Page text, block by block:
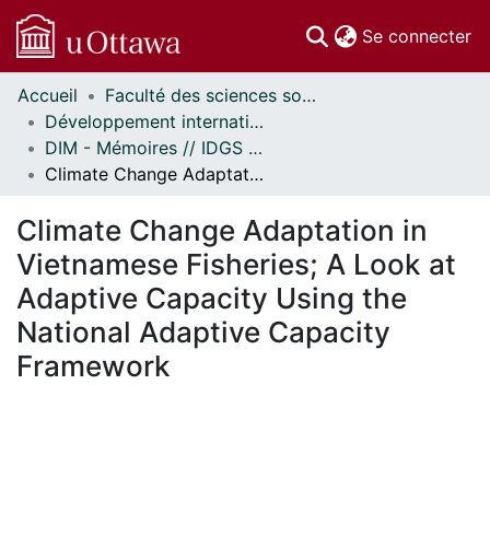
Se connecter
Communautés
et collections
Parcourir
Statistiques
À propos
Accueil
Faculté des sciences sociales // Faculty of Social Sciences
Développement international et mondialisation // International Development and Global Studies
DIM - Mémoires // IDGS - Research Papers
Climate Change Adaptation in Vietnamese Fisheries; A Look at Adaptive Capacity Using the National Adaptive Capacity Framework
Climate Change Adaptation in
Vietnamese Fisheries; A Look at
Adaptive Capacity Using the
National Adaptive Capacity
Framework